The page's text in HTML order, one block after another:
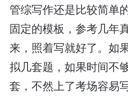
管综写作还是比较简单
固定的模板，参考几年
来，照着写就好了。如
拟几套题，如果时间不
套，不然上了考场容易